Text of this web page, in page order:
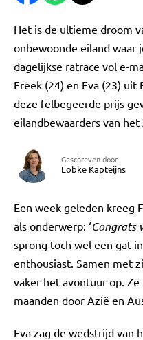
Het is de ultieme droom
onbewoonde eiland waar
dagelijkse ratrace vol e-
Freek (24) en Eva (23) uit
deze felbegeerde prijs
eilandbewaarders van
Geschreven door
Lobke Kapteijns
Een week geleden kreeg
als onderwerp: ‘Congrats
sprong toch wel een gat
enthousiast. Samen met
vaker het avontuur op.
maanden door Azië en
Eva zag de wedstrijd van